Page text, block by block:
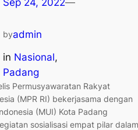
Sep 24, 2022—
byadmin
in Nasional
Padang
Permusyawaratan Rakyat
(MPR RI) bekerjasama dengan
(MUI) Kota Padang
sosialisasi empat pilar dalam